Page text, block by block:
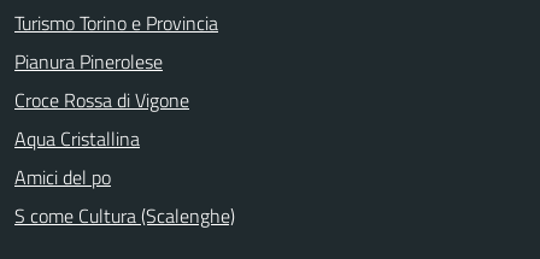
Turismo Torino e Provincia
Pianura Pinerolese
Croce Rossa di Vigone
Aqua Cristallina
Amici del po
S come Cultura (Scalenghe)